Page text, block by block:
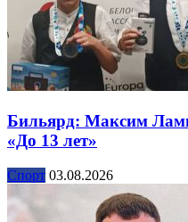
Бильярд: Максим
«До 13 лет»
Спорт 03.08.2026